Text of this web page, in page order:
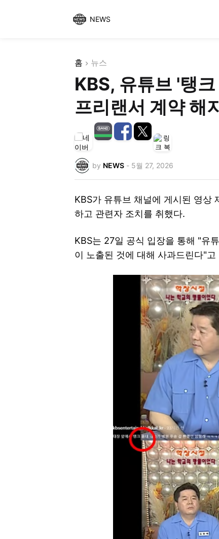
NEWS
홈 뉴스
KBS, 유튜브 '탱
프리랜서 계약 해
by NEWS - 5월 27, 2026
KBS가 유튜브 채널에 게시된 영상
하고 관련자 조치를 취했다.
KBS는 27일 공식 입장을 통해 "유
이 노출된 것에 대해 사과드린다"고